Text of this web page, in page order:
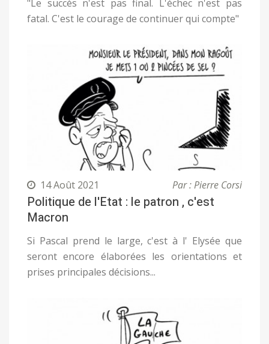
"Le succès n'est pas final. L'échec n'est pas
fatal. C'est le courage de continuer qui compte"
14 Août 2021 Par : Pierre Corsi
Politique de l'Etat : le patron , c'est
Macron
Si Pascal prend le large, c'est à l' Elysée que
seront encore élaborées les orientations et
prises principales décisions...